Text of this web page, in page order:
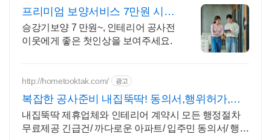
프리미엄 보양서비스 7만원 시공
경험의 기술
승강기보양 7 만원~, 인테리어 공사전
이웃에게 좋은 첫인상을 보여주세요.
http://hometooktak.com/ 광고
복잡한 공사준비 내집뚝딱! 동의서,행위허가,승
강기보양
내집뚝딱 제휴업체와 인테리어 계약시 모든 행정절차
무료제공 긴급건/ 까다로운 아파트/ 입주민 동의서/ 행위